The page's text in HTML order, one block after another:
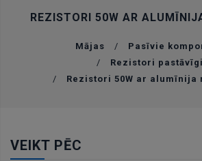
REZISTORI 50W AR
Mājas /
Pasīvie
/
Rezistori pastāvīgi
/
Rezistori 50W ar alumīnija
VEIKT PĒC